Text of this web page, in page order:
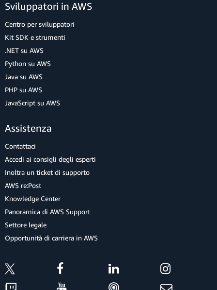
Sviluppatori in AWS
Centro per sviluppatori
Kit SDK e strumenti
.NET su AWS
Python su AWS
Java su AWS
PHP su AWS
JavaScript su AWS
Assistenza
Contattaci
Accedi ai consigli degli esperti
Inoltra un ticket di supporto
AWS re:Post
Knowledge Center
Panoramica di AWS Support
Settore legale
Opportunità di carriera in AWS